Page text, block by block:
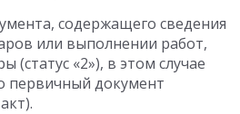
содержащего сведения
или выполнении работ,
(статус «2»), в этом случае
первичный документ